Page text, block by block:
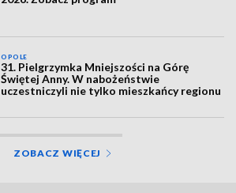
OPOLE
31. Pielgrzymka Mniejszości na Górę
Świętej Anny. W nabożeństwie
uczestniczyli nie tylko mieszkańcy regionu
ZOBACZ WIĘCEJ